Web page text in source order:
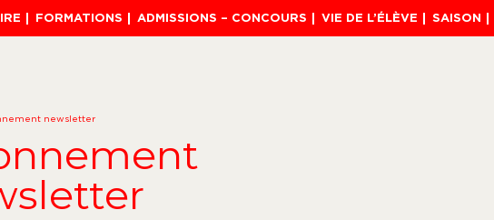
FORMATIONS ADMISSIONS – CONCOURS VIE DE L’ÉLÈVE SAISON
newsletter